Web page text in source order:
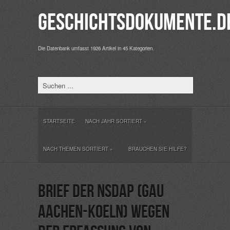
Die Datenbank umfasst 1926 Artikel in 45 Kategorien.
STARTSEITE NACH JAHR SORTIERT»
NACH THEMEN SORTIERT» BRAUCHEN SIE HILFE?
Brief der NSDAP (Gau
Aachen-Koeln) wegen